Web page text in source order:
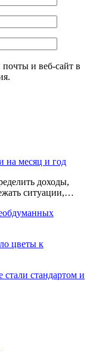
и веб-сайт в
на месяц и год
доходы,
ситуации,…
цветы к
стандартом и